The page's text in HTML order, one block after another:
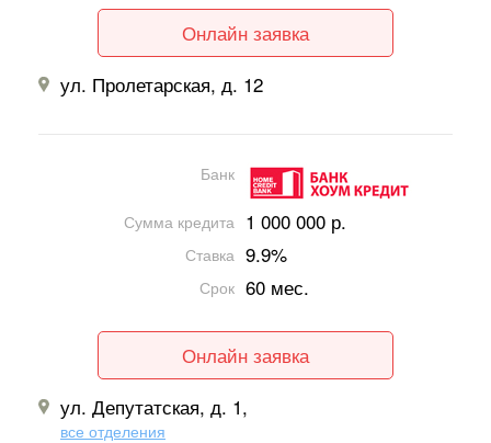
Онлайн заявка
ул. Пролетарская, д. 12
Банк
Сумма кредита 1 000 000 р.
Ставка 9.9%
Срок 60 мес.
Онлайн заявка
ул. Депутатская, д. 1,
все отделения